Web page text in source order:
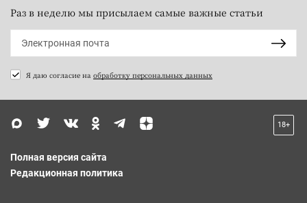
Раз в неделю мы присылаем самые важные статьи
Я даю согласие на обработку персональных данных
18+
Полная версия сайта
Редакционная политика